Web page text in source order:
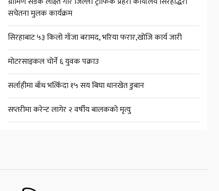
सचेतना मुलक कार्यक्रम
सिरहाबाट ५३ किलो गाँजा बरामद, भरिया फरार,खोजि कार्य जारी
मोटरसाइकल चोर्ने ६ युवक पक्राउ
सर्लाहीमा बाँध भत्किँदा १५ सय बिघा धानखेत डुबान
सप्तरीमा करेन्ट लागेर २ वर्षीय बालकको मृत्यु